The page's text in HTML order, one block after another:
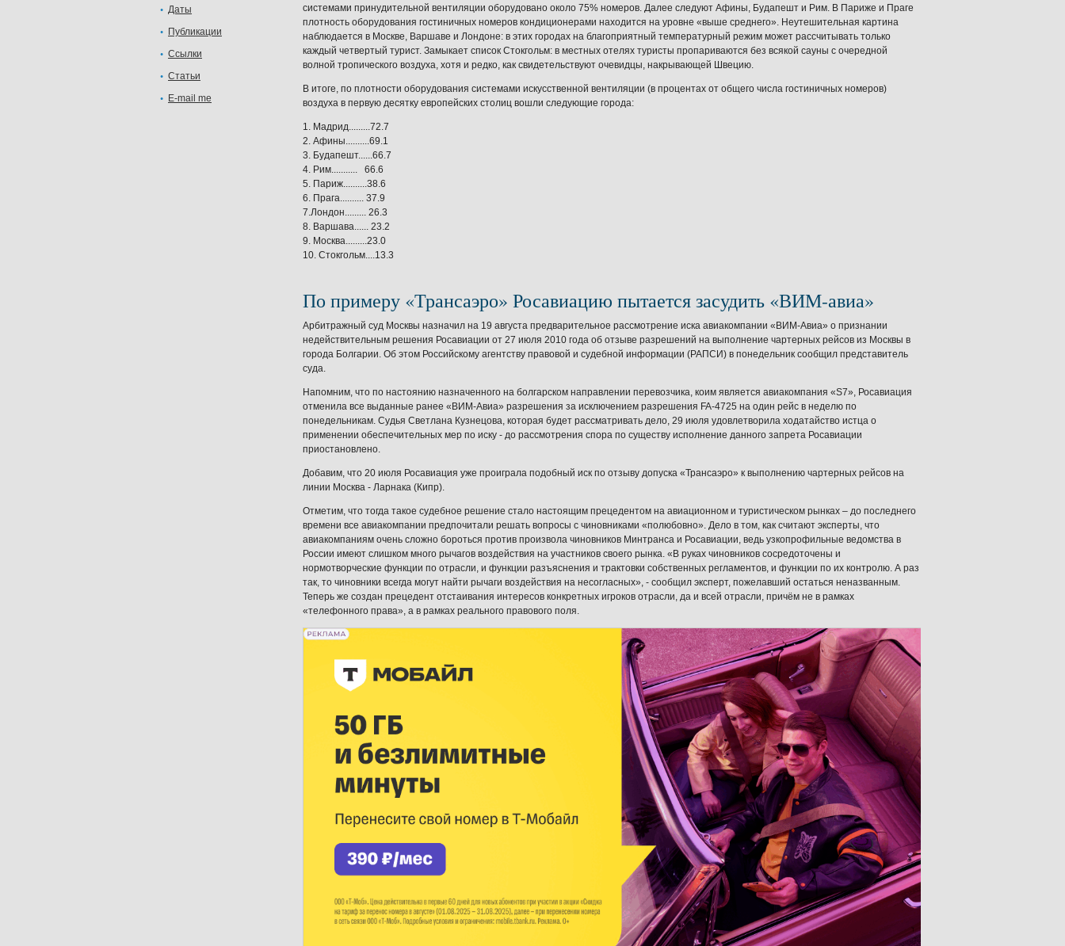
Даты
Публикации
Ссылки
Статьи
E-mail me
системами принудительной вентиляции оборудовано около 75% номеров. Далее следуют Афины, Будапешт и Рим. В Париже и Праге
плотность оборудования гостиничных номеров кондиционерами находится на уровне «выше среднего». Неутешительная картина
наблюдается в Москве, Варшаве и Лондоне: в этих городах на благоприятный температурный режим может рассчитывать только
каждый четвертый турист. Замыкает список Стокгольм: в местных отелях туристы пропариваются без всякой сауны с очередной
волной тропического воздуха, хотя и редко, как свидетельствуют очевидцы, накрывающей Швецию.
В итоге, по плотности оборудования системами искусственной вентиляции (в процентах от общего числа гостиничных номеров)
воздуха в первую десятку европейских столиц вошли следующие города:
1. Мадрид.........72.7
2. Афины..........69.1
3. Будапешт......66.7
4. Рим........... 66.6
5. Париж..........38.6
6. Прага.......... 37.9
7.Лондон......... 26.3
8. Варшава...... 23.2
9. Москва.........23.0
10. Стокгольм....13.3
По примеру «Трансаэро» Росавиацию пытается засудить «ВИМ-авиа»
Арбитражный суд Москвы назначил на 19 августа предварительное рассмотрение иска авиакомпании «ВИМ-Авиа» о признании
недействительным решения Росавиации от 27 июля 2010 года об отзыве разрешений на выполнение чартерных рейсов из Москвы в
города Болгарии. Об этом Российскому агентству правовой и судебной информации (РАПСИ) в понедельник сообщил представитель
суда.
Напомним, что по настоянию назначенного на болгарском направлении перевозчика, коим является авиакомпания «S7», Росавиация
отменила все выданные ранее «ВИМ-Авиа» разрешения за исключением разрешения FA-4725 на один рейс в неделю по
понедельникам. Судья Светлана Кузнецова, которая будет рассматривать дело, 29 июля удовлетворила ходатайство истца о
применении обеспечительных мер по иску - до рассмотрения спора по существу исполнение данного запрета Росавиации
приостановлено.
Добавим, что 20 июля Росавиация уже проиграла подобный иск по отзыву допуска «Трансаэро» к выполнению чартерных рейсов на
линии Москва - Ларнака (Кипр).
Отметим, что тогда такое судебное решение стало настоящим прецедентом на авиационном и туристическом рынках – до последнего
времени все авиакомпании предпочитали решать вопросы с чиновниками «полюбовно». Дело в том, как считают эксперты, что
авиакомпаниям очень сложно бороться против произвола чиновников Минтранса и Росавиации, ведь узкопрофильные ведомства в
России имеют слишком много рычагов воздействия на участников своего рынка. «В руках чиновников сосредоточены и
нормотворческие функции по отрасли, и функции разъяснения и трактовки собственных регламентов, и функции по их контролю. А раз
так, то чиновники всегда могут найти рычаги воздействия на несогласных», - сообщил эксперт, пожелавший остаться неназванным.
Теперь же создан прецедент отстаивания интересов конкретных игроков отрасли, да и всей отрасли, причём не в рамках
«телефонного права», а в рамках реального правового поля.